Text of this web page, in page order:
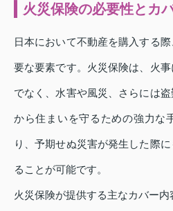
火災保険の必要性とカ
日本において不動産を購入する
要な要素です。火災保険は、火
でなく、水害や風災、さらには
から住まいを守るための強力な
り、予期せぬ災害が発生した際
ることが可能です。
火災保険が提供する主なカバー内